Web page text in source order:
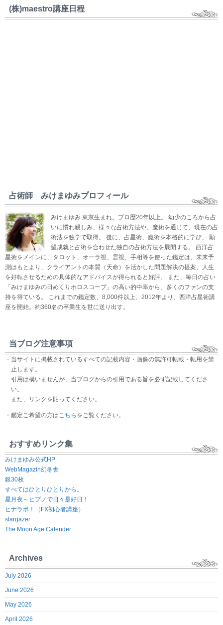
(株)maestro講座日程
占術師 みけまゆみプロフィール
みけまゆみ 東京生まれ。プロ歴20年以上。 幼少のころから占
いに慣れ親しみ、様々な占術方法や、魔術を通じて、現在の占
術法を独学で取得。 後に、占星術、魔術を本格的に学び、 願
望成就と占術を合わせた独自の占術方法を展開する。 西洋占
星術をメインに、タロット、オーラ視、霊視、手相等を使った鑑定は、未来予
測はもとより、クライアントの本質（天命）を活かした問題解決の提案、人生
を好転させるための具体的なアドバイスが得られると好評。 また、毎日の占い
「みけまゆみの日めくりホロスコープ」の高い的中率から、多くのファンの支
持を得ている。 これまでの鑑定数、8,000件以上、2012年より、西洋占星術講
座を開始。約360名の卒業生を世に送り出す。
当ブログ注意事項
・当サイトに掲載されているすべての記載内容・画像の無許可転載・転用を禁
止します。
引用は構いませんが、当ブログからの引用である旨を必ず記載してくださ
い。
また、リンクを貼ってください。
・鑑定ご希望の方はこちら をご覧ください。
おすすめリンク集
みけまゆみ公式HP
WebMagazin幻冬舎
銀30枚
すべてはひとりひとりから。
星月夜～ヒプノで日々是好日！
ヒナラボ！（FX初心者講座）
stargazer
The Moon Age Calender
Archives
July 2026
June 2026
May 2026
April 2026